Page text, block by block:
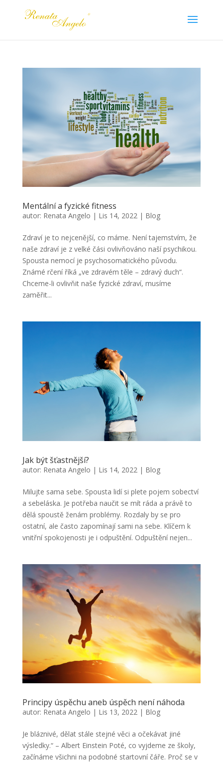
Mentální a fyzické fitness
autor: Renata Angelo | Lis 14, 2022| Blog
Zdraví je to nejcenější, co máme. Není tajemstvím, že
naše zdraví je z velké čási ovlivňováno naší psychikou.
Spousta nemocí je psychosomatického původu.
Známé rčení říká „ve zdravém těle – zdravý duch“.
Chceme-li ovlivňit naše fyzické zdraví, musíme
zaměřit...
Jak být šťastnější?
autor: Renata Angelo | Lis 14, 2022| Blog
Milujte sama sebe. Spousta lidí si plete pojem sobectví
a sebeláska. Je potřeba naučit se mít ráda a právě to
dělá spoustě ženám problémy. Rozdaly by se pro
ostatní, ale často zapomínají sami na sebe. Klíčem k
vnitřní spokojenosti je i odpuštění. Odpuštění nejen...
Principy úspěchu aneb úspěch není náhoda
autor: Renata Angelo | Lis 13, 2022| Blog
Je bláznivé, dělat stále stejné věci a očekávat jiné
výsledky.“ – Albert Einstein Poté, co vyjdeme ze školy,
začínáme všichni na podobné startovní čáře. Proč se v